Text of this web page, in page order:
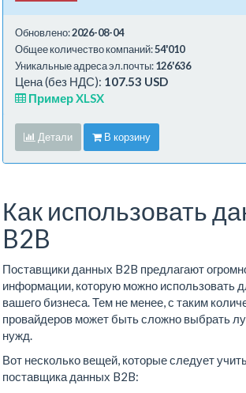
Обновлено:2026-08-04
Общее количество компаний:54'010
Уникальные адреса эл.почты:126'636
Цена (без НДС): 107.53 USD
Пример XLSX
Детали В корзину
Как использовать
B2B
Поставщики данных B2B предлагают
информации, которую можно использовать
вашего бизнеса. Тем не менее, с таким
провайдеров может быть сложно выбрать
нужд.
Вот несколько вещей, которые следует
поставщика данных B2B: